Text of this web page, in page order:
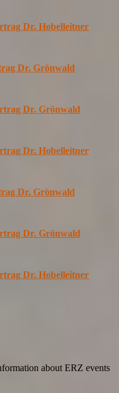
Dr. Hobelleitner
Dr. Grönwald
Dr. Grönwald
Dr. Hobelleitner
Dr. Grönwald
Dr. Grönwald
Dr. Hobelleitner
about ERZ events